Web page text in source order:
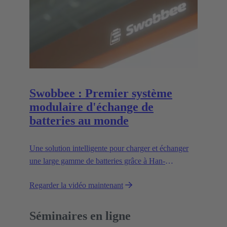
Swobbee : Premier système
modulaire d'échange de
batteries au monde
Une solution intelligente pour charger et échanger
une large gamme de batteries grâce à Han-
connecteurs modulaires.
Regarder la vidéo maintenant
Séminaires en ligne